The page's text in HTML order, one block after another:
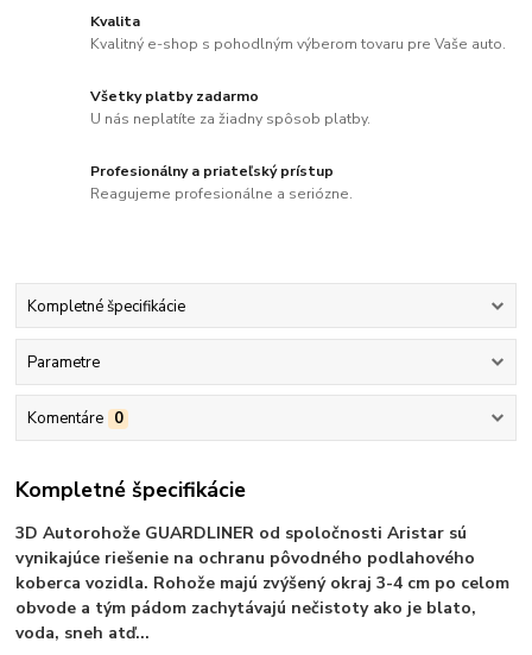
Kvalita
Kvalitný e-shop s pohodlným výberom tovaru pre Vaše auto.
Všetky platby zadarmo
U nás neplatíte za žiadny spôsob platby.
Profesionálny a priateľský prístup
Reagujeme profesionálne a seriózne.
Kompletné špecifikácie
Parametre
Komentáre 0
Kompletné špecifikácie
3D Autorohože GUARDLINER od spoločnosti Aristar sú
vynikajúce riešenie na ochranu pôvodného podlahového
koberca vozidla. Rohože majú zvýšený okraj 3-4 cm po celom
obvode a tým pádom zachytávajú nečistoty ako je blato,
voda, sneh atď...